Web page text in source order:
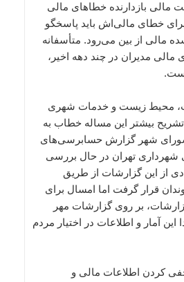
مالی بازدارنده خطاهای مالی
برای خطای مالی‌اش باید پاسخگو
مالی از بین می‌رود. متأسفانه
مدیران در چند دهه اخیر،
محیط زیست و خدمات شهری
بیشتر این مساله خطاب به
شهر گزارش حسابرسی‌های
تهران در حال بررسی
از این گزارشات از طریق
قرار گرفت اما امسال برای
بر روی گزارشات مهر
این آمار و اطلاعات در اختیار مردم
کردن اطلاعات مالی و